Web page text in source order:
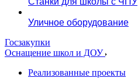
Уличное оборудование
Госзакупки
Оснащение школ и ДОУ
Реализованные проекты